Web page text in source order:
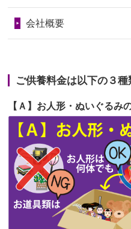
句に贈って...
が伸びた時...
2026/06/22
娘の初めて
の祖父母か...
2026/06/20
雛人形をお
てくださる...
第68回人形供養祭令
第65回人形供養祭令
第64回人形供養祭令
第63回人形供養祭 令
第62回人形供養祭令
第61回人形供養祭 令
第60回人形供養祭令
会社概要
ご供養料金は以下の３
【Ａ】お人形・ぬいぐるみ